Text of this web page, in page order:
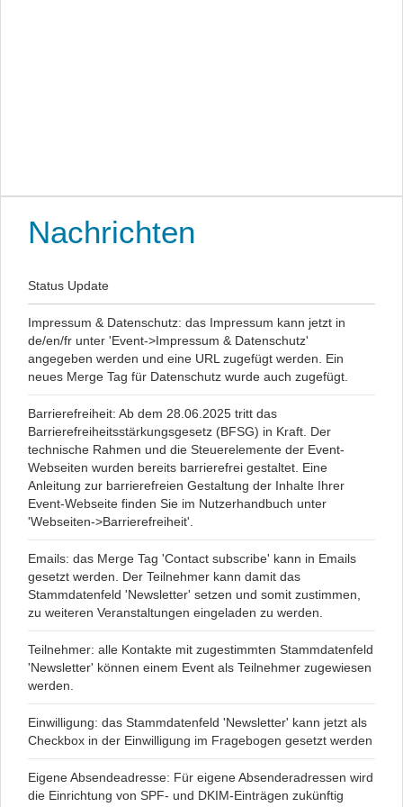
Nachrichten
Status Update
Impressum & Datenschutz: das Impressum kann jetzt in
de/en/fr unter 'Event->Impressum & Datenschutz'
angegeben werden und eine URL zugefügt werden. Ein
neues Merge Tag für Datenschutz wurde auch zugefügt.
Barrierefreiheit: Ab dem 28.06.2025 tritt das
Barrierefreiheitsstärkungsgesetz (BFSG) in Kraft. Der
technische Rahmen und die Steuerelemente der Event-
Webseiten wurden bereits barrierefrei gestaltet. Eine
Anleitung zur barrierefreien Gestaltung der Inhalte Ihrer
Event-Webseite finden Sie im Nutzerhandbuch unter
'Webseiten->Barrierefreiheit'.
Emails: das Merge Tag 'Contact subscribe' kann in Emails
gesetzt werden. Der Teilnehmer kann damit das
Stammdatenfeld 'Newsletter' setzen und somit zustimmen,
zu weiteren Veranstaltungen eingeladen zu werden.
Teilnehmer: alle Kontakte mit zugestimmten Stammdatenfeld
'Newsletter' können einem Event als Teilnehmer zugewiesen
werden.
Einwilligung: das Stammdatenfeld 'Newsletter' kann jetzt als
Checkbox in der Einwilligung im Fragebogen gesetzt werden
Eigene Absendeadresse: Für eigene Absenderadressen wird
die Einrichtung von SPF- und DKIM-Einträgen zukünftig